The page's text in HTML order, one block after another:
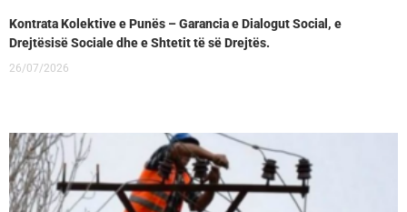
Kontrata Kolektive e Punës – Garancia e Dialogut Social, e
Drejtësisë Sociale dhe e Shtetit të së Drejtës.
26/07/2026